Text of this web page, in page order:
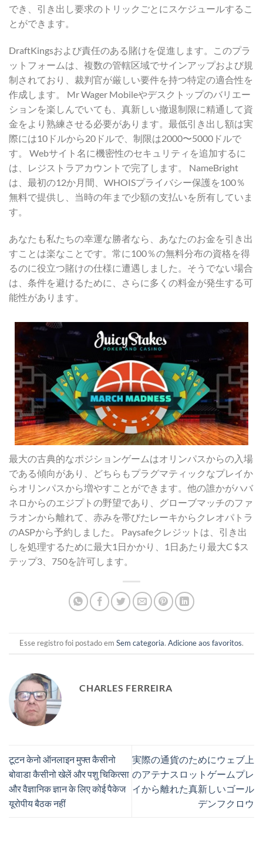
でき、引き出し要求のトリックごとにスケジュールするこ
とができます。
DraftKingsおよび責任のある賭けを促進します。このプラ
ットフォームは、複数の管轄区域でサインアップおよび規
制されており、裁判官が厳しい要件を持つ特定の適合性を
作成します。 Mr Wager Mobileやデスクトップのバリエー
ションを楽しんでいても、真新しい撤退制限に精通して資
金をより熟練させる必要があります。最低引き出し額は実
際には10ドルから20ドルで、制限は2000〜5000ドルで
す。 Webサイト名に機密性のセキュリティを追加するに
は、レジストラアカウントで完了します。 NameBright
は、最初の12か月間、WHOISプライバシー保護を100％
無料で提供し、当時の年まで少額の支払いを所有していま
す。
あなたも私たちの幸運な勝者なら、あなたのお金を引き出
すことは楽なことです。常に100％の無料分布の資格を得
るのに役立つ賭けの仕様に遭遇しました。そうでない場合
は、条件を避けるために、さらに多くの料金が発生する可
能性があります。
最大の古典的なポジションゲームはオリンパスからの入場
である傾向があり、どちらもプラグマティックなプレイか
らオリンパスから増やすことができます。他の誰かがハバ
ネロからのエジプトの野望であり、グローブマッチのファ
ラオンから離れて、赤みを帯びたレーキからクレオパトラ
のASPから予約しました。 Paysafeクレジットは、引き出
しを処理するために最大1日かかり、1日あたり最大C $ス
テップ3、750を許可します。
Esse registro foi postado em Sem categoria. Adicione aos favoritos.
CHARLES FERREIRA
टूटन केनो ऑनलाइन मुफ्त कैसीनो
बोवाडा कैसीनो खेलें और पशु चिकित्सा
और वैज्ञानिक ज्ञान के लिए कोई पैकेज
यूरोपीय बैठक नहीं
実際の通貨のためにウェブ上
のアテナスロットゲームプレ
イから離れた真新しいゴール
デンフクロウ